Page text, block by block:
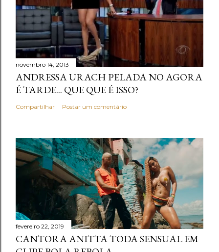
novembro 14, 2013
ANDRESSA URACH PELADA NO AGORA
É TARDE... QUE QUE É ISSO?
Compartilhar Postar um comentário
fevereiro 22, 2019
CANTORA ANITTA TODA SENSUAL EM